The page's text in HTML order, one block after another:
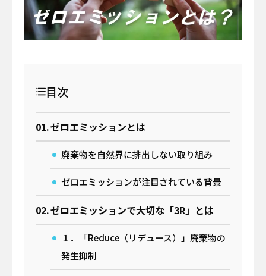
お問い合わせ
検索する
運営会社 プライバシーポリシー
目次
ゼロエミッションとは
廃棄物を自然界に排出しない取り組み
ゼロエミッションが注目されている背景
ゼロエミッションで大切な「3R」とは
１．「Reduce（リデュース）」廃棄物の
発生抑制